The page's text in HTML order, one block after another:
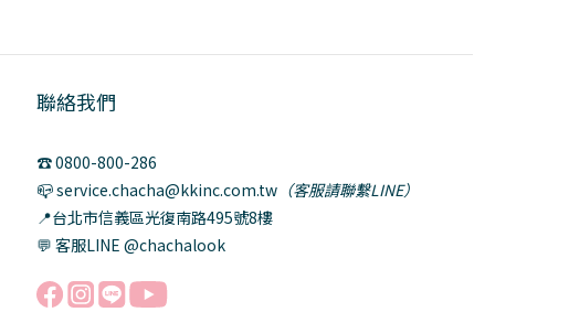
聯絡我們
☎️ 0800-800-286
📪 service.chacha@kkinc.com.tw （客服請聯繫LINE）
📍台北市信義區光復南路495號8樓
💬 客服LINE @chachalook